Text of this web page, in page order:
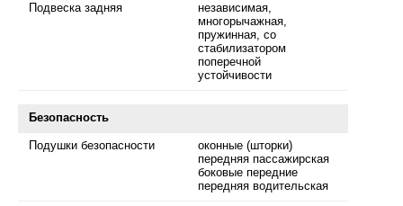
Подвеска задняя
независимая,
многорычажная,
пружинная, со
стабилизатором
поперечной
устойчивости
Безопасность
Подушки безопасности
оконные (шторки)
передняя пассажирская
боковые передние
передняя водительская